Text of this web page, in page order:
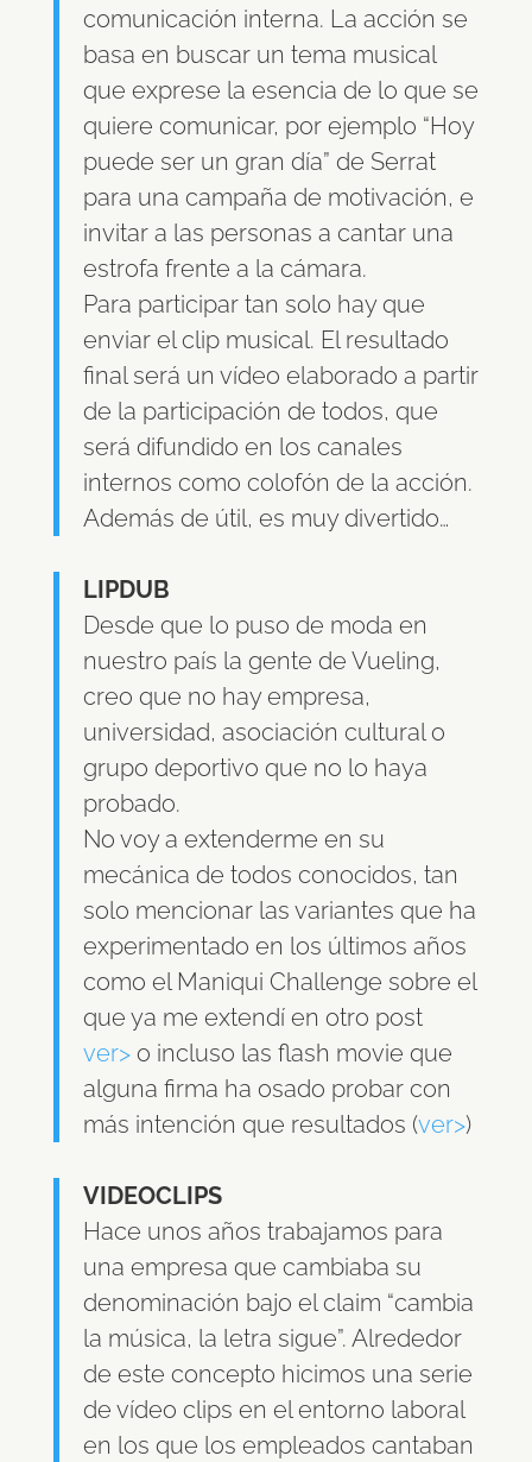
comunicación interna. La acción se
basa en buscar un tema musical
que exprese la esencia de lo que se
quiere comunicar, por ejemplo “Hoy
puede ser un gran día” de Serrat
para una campaña de motivación, e
invitar a las personas a cantar una
estrofa frente a la cámara.
Para participar tan solo hay que
enviar el clip musical. El resultado
final será un vídeo elaborado a partir
de la participación de todos, que
será difundido en los canales
internos como colofón de la acción.
Además de útil, es muy divertido…
LIPDUB
Desde que lo puso de moda en
nuestro país la gente de Vueling,
creo que no hay empresa,
universidad, asociación cultural o
grupo deportivo que no lo haya
probado.
No voy a extenderme en su
mecánica de todos conocidos, tan
solo mencionar las variantes que ha
experimentado en los últimos años
como el Maniqui Challenge sobre el
que ya me extendí en otro post
ver>o incluso las flash movie que
alguna firma ha osado probar con
más intención que resultados (ver>)
VIDEOCLIPS
Hace unos años trabajamos para
una empresa que cambiaba su
denominación bajo el claim “cambia
la música, la letra sigue”. Alrededor
de este concepto hicimos una serie
de vídeo clips en el entorno laboral
en los que los empleados cantaban